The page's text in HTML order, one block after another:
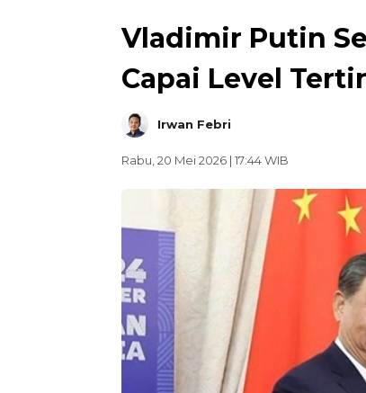
Vladimir Putin
Capai Level
Irwan Febri
Rabu, 20 Mei 2026 | 17:44 WIB